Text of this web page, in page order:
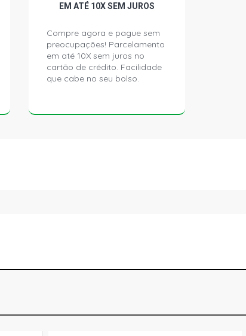
EM ATÉ 10X SEM JUROS
Compre agora e pague sem
preocupações! Parcelamento
em até 10X sem juros no
cartão de crédito. Facilidade
que cabe no seu bolso.